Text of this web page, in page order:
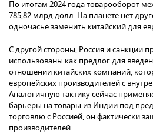
По итогам 2024 года товарооборот
785,82 млрд долл. На планете нет
одночасье заменить китайский для
С другой стороны, Россия и санкции
использованы как предлог для
отношении китайских компаний,
европейских производителей с
Аналогичную тактику сейчас
барьеры на товары из Индии под
торговлю с Россией, он фактически
производителей.